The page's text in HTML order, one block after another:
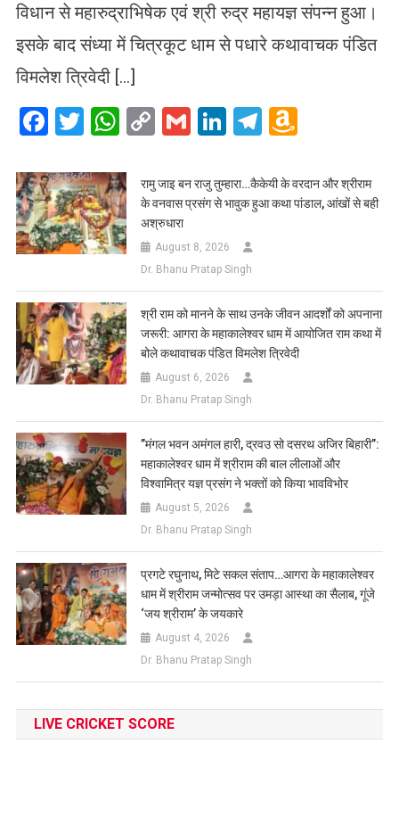
विधान से महारुद्राभिषेक एवं श्री रुद्र महायज्ञ संपन्न हुआ।
इसके बाद संध्या में चित्रकूट धाम से पधारे कथावाचक पंडित
विमलेश त्रिवेदी […]
Facebook
Twitter
WhatsApp
CopyGmailLinkedIn
Telegram
List
रामु जाइ बन राजु तुम्हारा…कैकेयी के वरदान और श्रीराम
के वनवास प्रसंग से भावुक हुआ कथा पांडाल, आंखों से बही
अश्रुधारा
August 8, 2026
Dr. Bhanu Pratap Singh
​श्री राम को मानने के साथ उनके जीवन आदर्शों को अपनाना
जरूरी: आगरा के महाकालेश्वर धाम में आयोजित राम कथा में
बोले कथावाचक पंडित विमलेश त्रिवेदी
August 6, 2026
Dr. Bhanu Pratap Singh
​”मंगल भवन अमंगल हारी, द्रवउ सो दसरथ अजिर बिहारी”:
महाकालेश्वर धाम में श्रीराम की बाल लीलाओं और
विश्वामित्र यज्ञ प्रसंग ने भक्तों को किया भावविभोर
August 5, 2026
Dr. Bhanu Pratap Singh
प्रगटे रघुनाथ, मिटे सकल संताप…आगरा के महाकालेश्वर
धाम में श्रीराम जन्मोत्सव पर उमड़ा आस्था का सैलाब, गूंजे
‘जय श्रीराम’ के जयकारे
August 4, 2026
Dr. Bhanu Pratap Singh
LIVE CRICKET SCORE